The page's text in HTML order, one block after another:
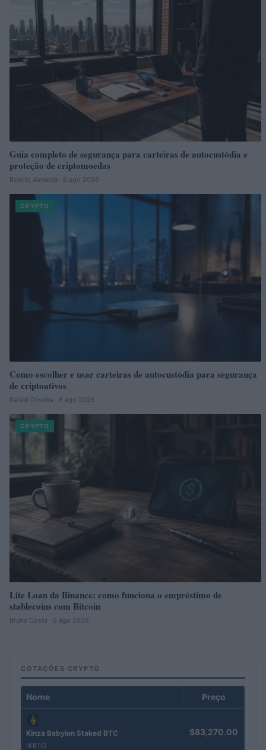
Guia completo de segurança para carteiras de autocustódia e
proteção de criptomoedas
Beatriz Almeida · 6 ago 2026
CRYPTO
Como escolher e usar carteiras de autocustódia para segurança
de criptoativos
Rafael Oliveira · 6 ago 2026
CRYPTO
Lite Loan da Binance: como funciona o empréstimo de
stablecoins com Bitcoin
Bruno Costa · 5 ago 2026
COTAÇÕES CRYPTO
Nome Preço
Kinza Babylon Staked BTC
(KBTC)
$83,270.00